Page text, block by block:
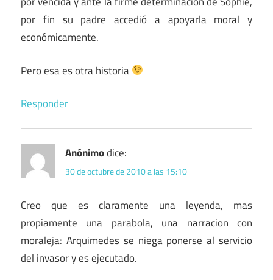
por fin su padre accedió a apoyarla moral y
económicamente.
Pero esa es otra historia
Responder
Anónimodice:
30 de octubre de 2010 a las 15:10
Creo que es claramente una leyenda, mas
propiamente una parabola, una narracion con
moraleja: Arquimedes se niega ponerse al servicio
del invasor y es ejecutado.